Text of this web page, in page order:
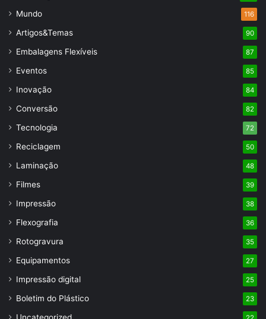
Mundo 116
Artigos&Temas 90
Embalagens Flexíveis 87
Eventos 85
Inovação 84
Conversão 82
Tecnologia 72
Reciclagem 50
Laminação 48
Filmes 39
Impressão 38
Flexografia 36
Rotogravura 35
Equipamentos 27
Impressão digital 25
Boletim do Plástico 23
Uncategorized